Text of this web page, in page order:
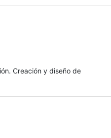
Creación y diseño de